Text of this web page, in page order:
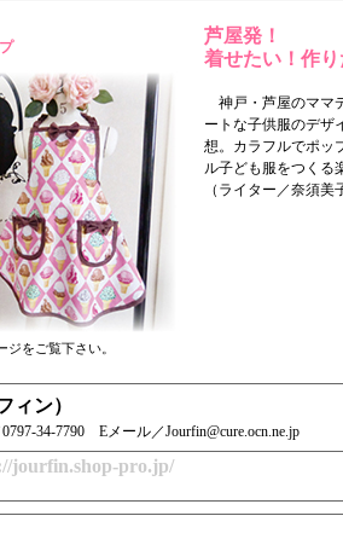
ジをご覧下さい。
芦屋発！
着せたい！作
神戸・芦屋のママ
ートな子供服のデザ
想。カラフルでポッ
ル子ども服をつくる
（ライター／奈須美
ィン）
34-7790 Eメール／Jourfin@cure.ocn.ne.jp
jourfin.shop-pro.jp/